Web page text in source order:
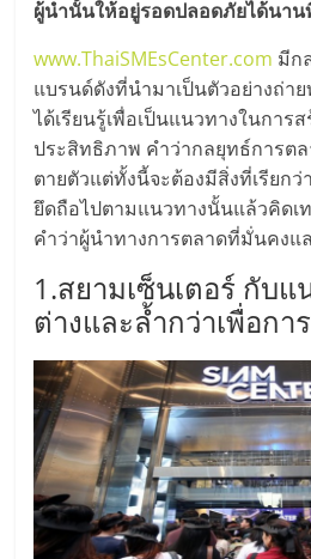
แฟ
รน
ไชส์,
ที่
ปรึกษา
แฟ
รน
ไชส์,
ผู้นำนั้นให้อยู่รอดปลอดภัยได้นา
www.ThaiSMEsCenter.com มีก
แบรนด์ดังที่นำมาเป็นตัวอย่างถ่า
ได้เรียนรู้เพื่อเป็นแนวทางในการ
ประสิทธิภาพ คำว่ากลยุทธ์การต
ตายตัวแต่ทั้งนี้จะต้องมีสิ่งที่เรียก
ยึดถือไปตามแนวทางนั้นแล้วคิดเ
คำว่าผู้นำทางการตลาดที่มั่นคงแ
1.สยามเซ็นเตอร์ กับ
ต่างและล้ำกว่าเพื่อกา